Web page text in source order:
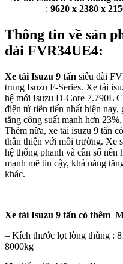
: 9620 x 2380 x
Thông tin về sản
dài FVR34UE4:
Xe tải Isuzu 9 tấn siêu dài
trung Isuzu F-Series. Xe tải
hệ mới Isuzu D-Core 7.790L
điện tử tiên tiến nhất hiện
tăng công suất mạnh hơn
Thêm nữa, xe tải isuzu 9 tấn
thân thiện với môi trường. Xe
hệ thống phanh và cần số
mạnh mẽ tin cậy, khả năng
khác.
Xe tải Isuzu 9 tấn có thêm
– Kích thước lọt lòng thùng :
8000kg